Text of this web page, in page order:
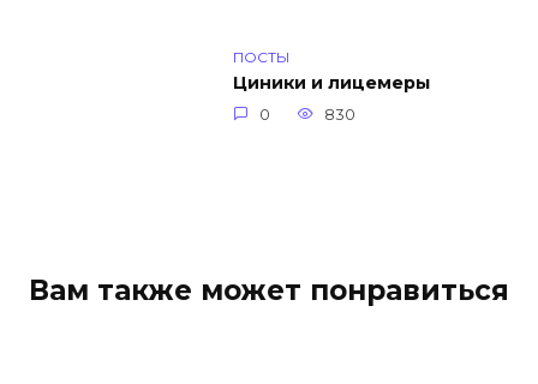
ПОСТЫ
Циники и лицемеры
0 830
Вам также может понравиться